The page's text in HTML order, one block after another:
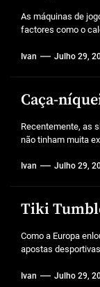
As máquinas de
factores como o
Ivan Julho 29,
Caça-
Recentemente, as
não tinham muita
Ivan Julho 29,
Tiki
Como a Europa
apostas
Ivan Julho 29,